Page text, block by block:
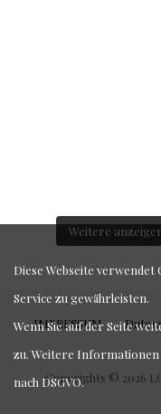
Weitere
IMPRESSUM
Copyrights © 2026
Diese Webseite
Service zu gewährleisten.
Wenn Sie auf der Seite
zu. Weitere Informationen
nach DSGVO.